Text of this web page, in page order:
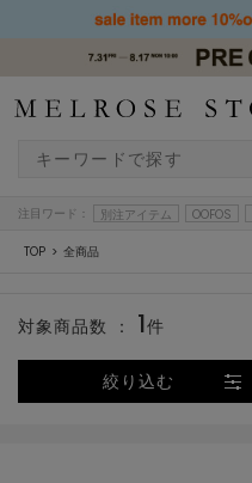
注目ワード： 別注アイテム OOFOS
TOP 全商品
絞り込む
対象商品数 ： 1件